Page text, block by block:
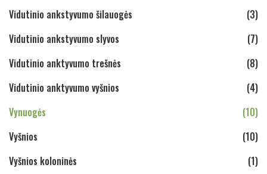
Vidutinio ankstyvumo šilauogės
(3)
Vidutinio ankstyvumo slyvos
(7)
Vidutinio anktyvumo trešnės
(8)
Vidutinio anktyvumo vyšnios
(4)
Vynuogės
(10)
Vyšnios
(10)
Vyšnios koloninės
(1)